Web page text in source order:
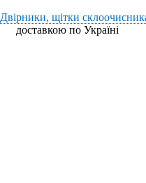
Двірники, щітки
доставкою по Україні